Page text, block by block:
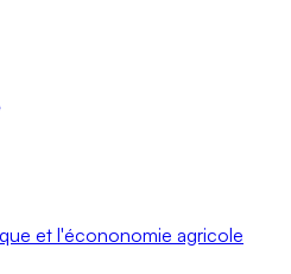
et l'écononomie agricole